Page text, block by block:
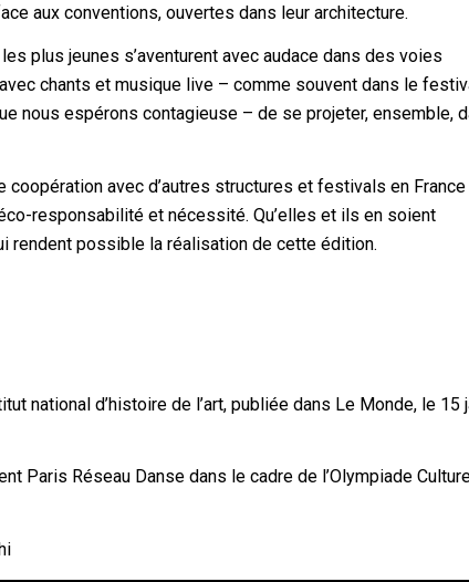
aux conventions, ouvertes dans leur architecture.
plus jeunes s’aventurent avec audace dans des voies
chants et musique live – comme souvent dans le
nous espérons contagieuse – de se projeter, ensemble,
coopération avec d’autres structures et festivals en
responsabilité et nécessité. Qu’elles et ils en soient
rendent possible la réalisation de cette édition.
national d’histoire de l’art, publiée dans Le Monde, le 15
Paris Réseau Danse dans le cadre de l’Olympiade